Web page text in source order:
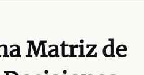
Matriz de